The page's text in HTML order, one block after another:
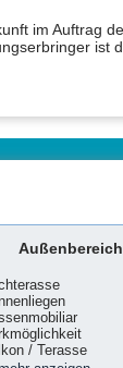
im Auftrag
ist
Außenbereich
/ Terasse